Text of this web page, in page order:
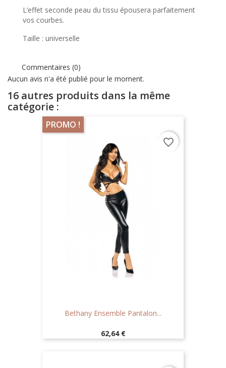
L’effet seconde peau du tissu épousera parfaitement
vos courbes.
Taille : universelle
Commentaires (0)
Aucun avis n'a été publié pour le moment.
16 autres produits dans la même
catégorie :
PROMO !
Bethany Ensemble Pantalon...
Prix
62,64 €
favorite_border